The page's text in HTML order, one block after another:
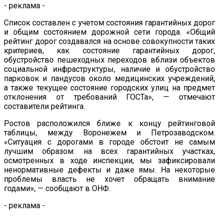
- реклама -
Список составлен с учетом состояния гарантийных дорог
и общим состоянием дорожной сети города. «Общий
рейтинг дорог создавался на основе совокупности таких
критериев, как состояние гарантийных дорог,
обустройство пешеходных переходов вблизи объектов
социальной инфраструктуры, наличие и обустройство
парковок и пандусов около медицинских учреждений,
а также текущее состояние городских улиц на предмет
отклонения от
требований ГОСТа», — отмечают
составители рейтинга.
Ростов расположился ближе к
концу рейтинговой
таблицы, между Воронежем и
Петрозаводском.
«Ситуация с дорогами в городе обстоит не
самым
лучшим образом: на
всех гарантийных участках,
осмотренных в
ходе инспекции, мы
зафиксировали
ненормативные дефекты и даже ямы. На некоторые
проблемы власть не
хочет обращать внимание
годами», — сообщают в ОНФ.
- реклама -